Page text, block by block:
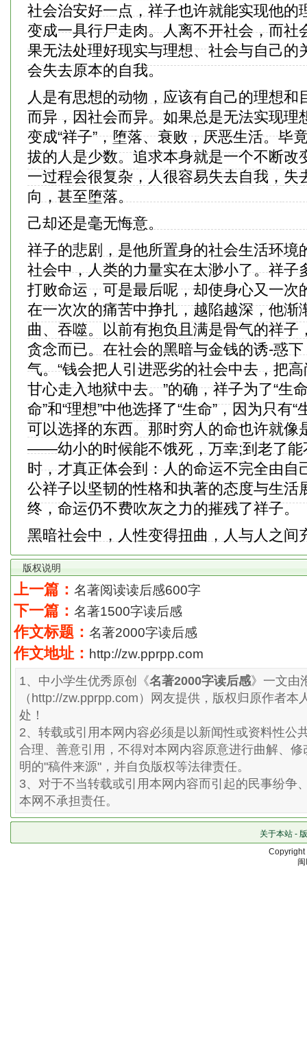
社会治安好一点，祥子也许就能实现他的
变成一具行尸走肉。人离不开社会，而社
果无法处理好现实与理想、社会与自己的
会失去原本的自我。
人是有思想的动物，应该有自己的理想和
而异，因社会而异。如果总是无法实现理
变成“祥子”，堕落、衰败，厌恶生活。毕
拔的人是少数。追求本身就是一个不断改
一过程会很复杂，人很容易失去自我，失
向，甚至堕落。
己却还是毫无悔意。
祥子的悲剧，是他所置身的社会生活环境
社会中，人类的力量实在太渺小了。祥子
打败命运，可是最后呢，却使身心又一次
在一次次的痛苦中挣扎，越陷越深，他渐
曲、吞噬。以前有抱负且满是骨气的祥子
贪念而已。在社会的黑暗与金钱的诱-惑
气。“钱会把人引进恶劣的社会中去，把
甘心走入地狱中去。”的确，祥子为了“生
命”和“理想”中他选择了“生命”，因为只有
可以选择的东西。那时穷人的命也许就像
——幼小的时候能不饿死，万幸;到老了能
时，才真正体会到：人的命运不完全由自
公祥子以坚韧的性格和执著的态度与生活
终，命运仍不费吹灰之力的摧残了祥子。
黑暗社会中，人性变得扭曲，人与人之
版权说明
上一篇： 名著阅读读后感600字
下一篇： 名著1500字读后感
作文标题： 名著2000字读后感
作文地址： http://zw.pprpp.com
1、中小学生优秀原创《名著2000字读后感》一文由
（http://zw.pprpp.com）网友提供，版权归原作者本
处！
2、转载或引用本网内容必须是以新闻性或资料性公
合理、善意引用，不得对本网内容原意进行曲解、
明的"稿件来源"，并自负版权等法律责任。
3、对于不当转载或引用本网内容而引起的民事纷争
本网不承担责任。
关于本站-
Copyright